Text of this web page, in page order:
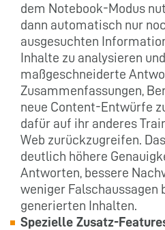
dem Notebook-Modus
dann automatisch nur
ausgesuchten
Inhalte zu analysieren
maßgeschneiderte
Zusammenfassungen,
neue Content-Entwürfe
dafür auf ihr anderes
Web zurückzugreifen.
deutlich höhere
Antworten, bessere
weniger Falschaussagen
generierten Inhalten.
Spezielle Zusatz-